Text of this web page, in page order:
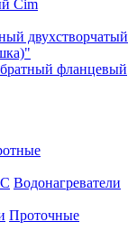
Cim
двухстворчатый
фланцевый
Водонагреватели
Проточные